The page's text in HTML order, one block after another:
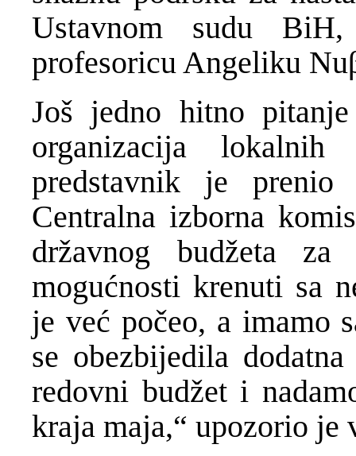
Ustavnom sudu
profesoricu Angeliku
Još jedno hitno
organizacija
predstavnik je
Centralna izborna
državnog budžeta
mogućnosti krenuti sa
je već počeo, a imamo
se obezbijedila
redovni budžet i
kraja maja,“ upozorio je